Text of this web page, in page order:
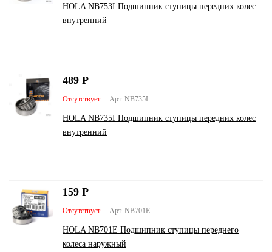
HOLA NB753I Подшипник ступицы передних колес
внутренний
Арт. NB735I
Отсутствует
HOLA NB735I Подшипник ступицы передних колес
внутренний
489 Р
Арт. NB701E
Отсутствует
HOLA NB701E Подшипник ступицы переднего
колеса наружный
159 Р